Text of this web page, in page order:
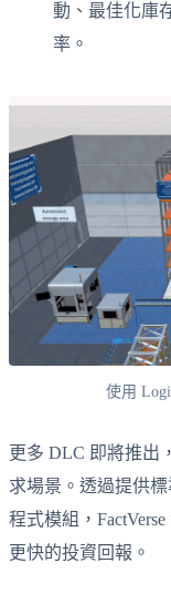
動、最佳化庫
率。
使用
更多 DLC 即將推出
求場景。透過提供
程式模組，
更快的投資回報。